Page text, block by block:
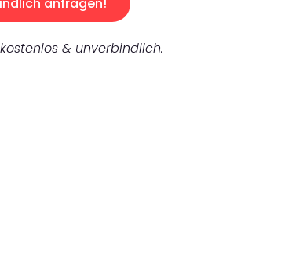
& unverbindlich.